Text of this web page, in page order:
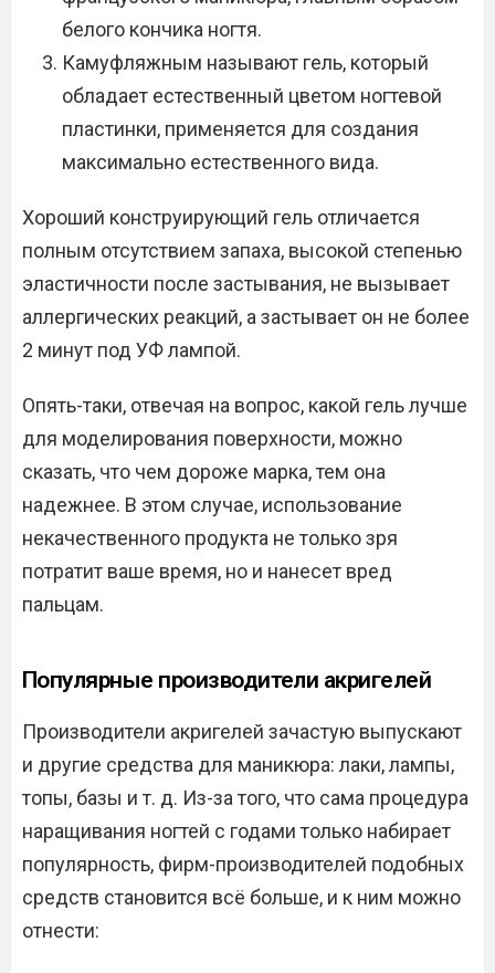
белого кончика ногтя.
Камуфляжным называют гель, который
обладает естественный цветом ногтевой
пластинки, применяется для создания
максимально естественного вида.
Хороший конструирующий гель отличается
полным отсутствием запаха, высокой степенью
эластичности после застывания, не вызывает
аллергических реакций, а застывает он не более
2 минут под УФ лампой.
Опять-таки, отвечая на вопрос, какой гель лучше
для моделирования поверхности, можно
сказать, что чем дороже марка, тем она
надежнее. В этом случае, использование
некачественного продукта не только зря
потратит ваше время, но и нанесет вред
пальцам.
Популярные производители акригелей
Производители акригелей зачастую выпускают
и другие средства для маникюра: лаки, лампы,
топы, базы и т. д. Из-за того, что сама процедура
наращивания ногтей с годами только набирает
популярность, фирм-производителей подобных
средств становится всё больше, и к ним можно
отнести: